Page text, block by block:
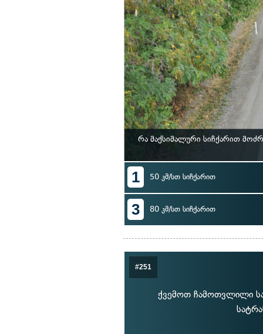
რა მაქსიმალური სიჩქარით
1 50 კმ/სთ სიჩქარით
3 80 კმ/სთ სიჩქარით
#251
ქვემოთ ჩამოთვლილი